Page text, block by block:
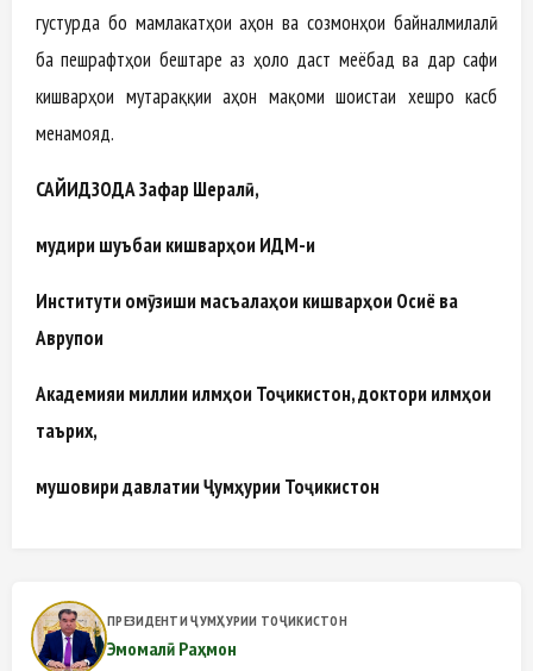
густурда бо мамлакатҳои ҷаҳон ва созмонҳои байналмилалӣ
ба пешрафтҳои бештаре аз ҳоло даст меёбад ва дар сафи
кишварҳои мутараққии ҷаҳон мақоми шоистаи хешро касб
менамояд.
САЙИДЗОДА Зафар Шералӣ,
мудири шуъбаи кишварҳои ИДМ-и
Институти омӯзиши масъалаҳои кишварҳои Осиё ва
Аврупои
Академияи миллии илмҳои Тоҷикистон, доктори илмҳои
таърих,
мушовири давлатии Ҷумҳурии Тоҷикистон
ПРЕЗИДЕНТИ ҶУМҲУРИИ ТОҶИКИСТОН
Эмомалӣ Раҳмон